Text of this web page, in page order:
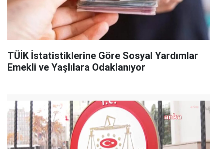
TÜİK İstatistiklerine Göre Sosyal Yardımlar
Emekli ve Yaşlılara Odaklanıyor